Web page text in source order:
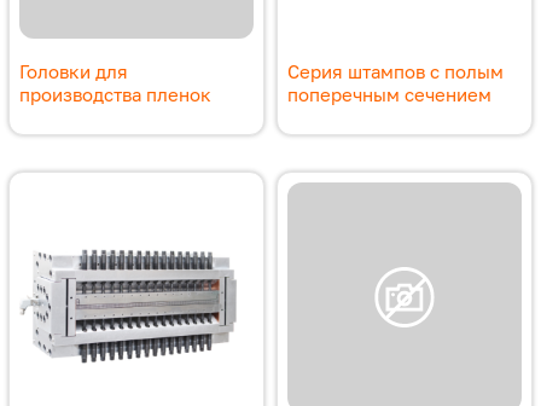
Головки для
производства пленок
Серия штампов с полым
поперечным сечением